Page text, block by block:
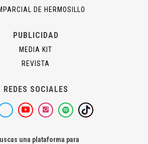
DE HERMOSILLO
PUBLICIDAD
MEDIA KIT
REVISTA
REDES SOCIALES
una plataforma para